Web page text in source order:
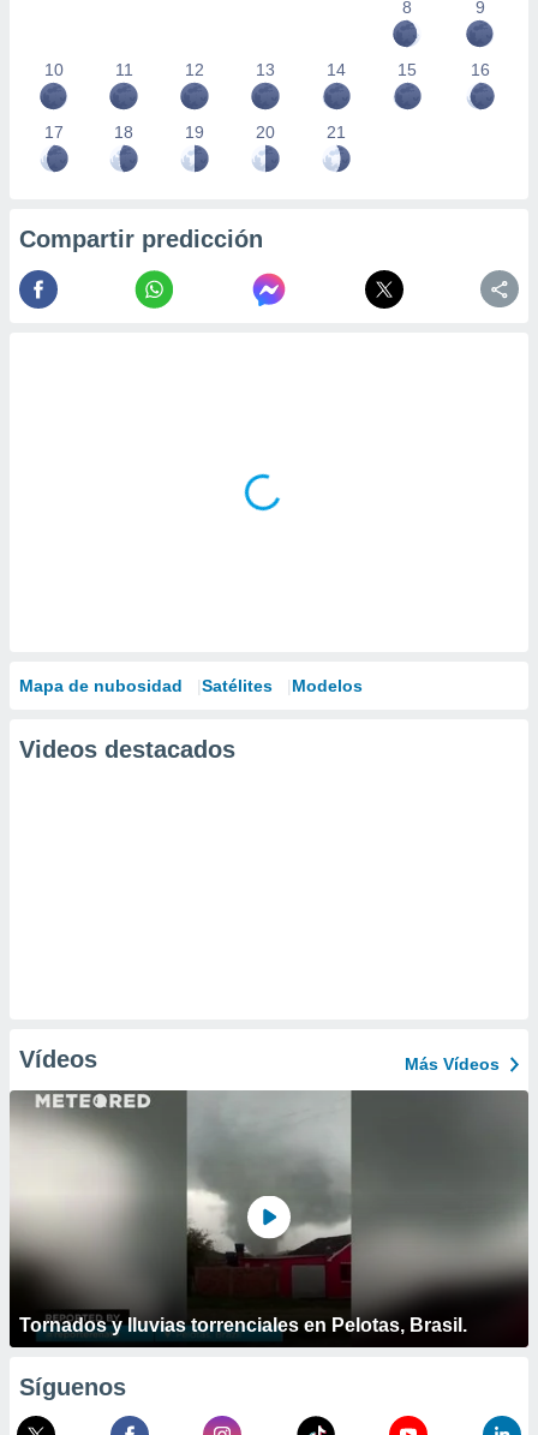
8
9
10 11 12 13 14 15 16
17 18 19 20 21
Compartir predicción
Mapa de nubosidad Satélites Modelos
Videos destacados
Vídeos Más Vídeos
Tornados y lluvias torrenciales en Pelotas, Brasil.
Síguenos